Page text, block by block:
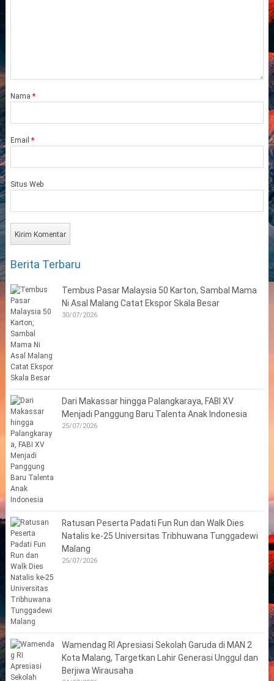
Nama *
Email *
Situs Web
Berita Terbaru
Tembus Pasar Malaysia 50 Karton, Sambal Mama
Ni Asal Malang Catat Ekspor Skala Besar
30/07/2026
Dari Makassar hingga Palangkaraya, FABI XV
Menjadi Panggung Baru Talenta Anak Indonesia
25/07/2026
Ratusan Peserta Padati Fun Run dan Walk Dies
Natalis ke-25 Universitas Tribhuwana Tunggadewi
Malang
25/07/2026
Wamendag RI Apresiasi Sekolah Garuda di MAN 2
Kota Malang, Targetkan Lahir Generasi Unggul dan
Berjiwa Wirausaha